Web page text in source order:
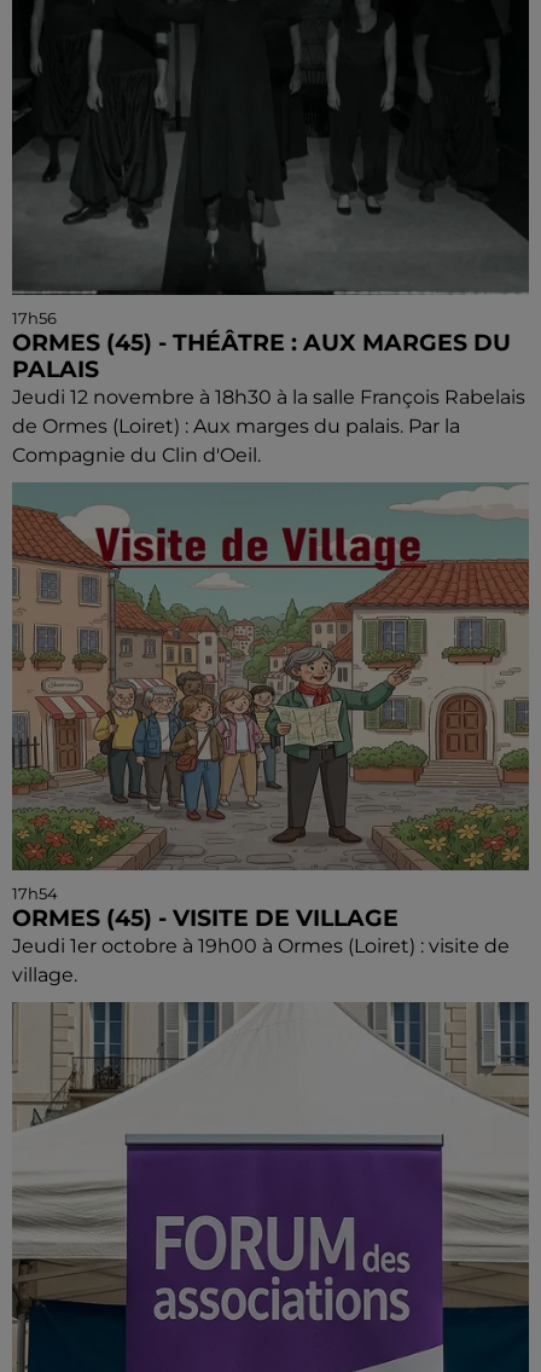
17h56
ORMES (45) - THÉÂTRE : AUX MARGES DU
PALAIS
Jeudi 12 novembre à 18h30 à la salle François Rabelais
de Ormes (Loiret) : Aux marges du palais. Par la
Compagnie du Clin d'Oeil.
17h54
ORMES (45) - VISITE DE VILLAGE
Jeudi 1er octobre à 19h00 à Ormes (Loiret) : visite de
village.